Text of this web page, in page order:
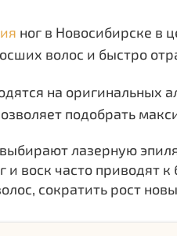
ног в Новосибирске в
волос и быстро
на оригинальных
подобрать
лазерную
и воск часто приводят
сократить рост